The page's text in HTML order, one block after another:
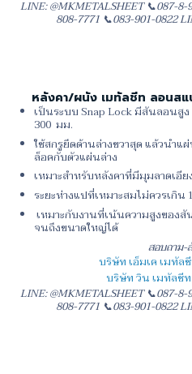
LINE: @MKMETALSHEET 📞087-
808-7771 📞083-901-0822
หลังคา/ผนัง เมทัลชีท ลอนส
เป็นระบบ Snap Lock มีสันลอนสู
300 มม.
ใช้สกรูยึดด้านล่างขวาสุด แล้วนำ
ล็อคกับตัวแผ่นล่าง
เหมาะสำหรับหลังคาที่มีมุมลาดเอี
ระยะห่างแปที่เหมาะสมไม่ควรเกิน
เหมาะกับงานที่เน้นความสูงของ
จนถึงขนาดใหญ่ได้
สอบถาม-
บริษัท เอ็มเค เมทัล
บริษัท วิน เมทัลชี
LINE: @MKMETALSHEET 📞087-
808-7771 📞083-901-0822